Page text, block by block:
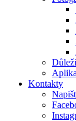
Kontakty